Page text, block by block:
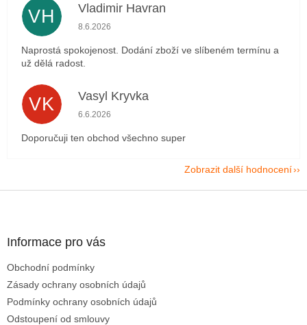
VH Vladimir Havran
Hodnocení obchodu je 5 z 5 hvězdiček.
8.6.2026
Naprostá spokojenost. Dodání zboží ve slíbeném termínu a
už dělá radost.
VK Vasyl Kryvka
Hodnocení obchodu je 5 z 5 hvězdiček.
6.6.2026
Doporučuji ten obchod všechno super
Zobrazit další hodnocení
Informace pro vás
Obchodní podmínky
Zásady ochrany osobních údajů
Podmínky ochrany osobních údajů
Odstoupení od smlouvy